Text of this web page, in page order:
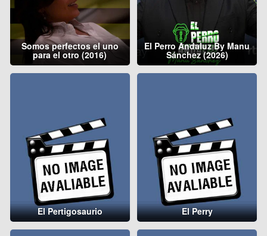
Somos perfectos el uno
para el otro (2016)
El Perro Andaluz By Manu
Sánchez (2026)
El Pertigosaurio El Perry